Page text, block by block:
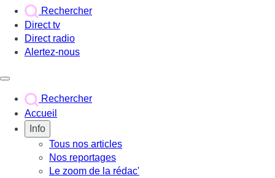
Rechercher
Direct tv
Direct radio
Alertez-nous
Rechercher
Accueil
Info
Tous nos articles
Nos reportages
Le zoom de la rédac'